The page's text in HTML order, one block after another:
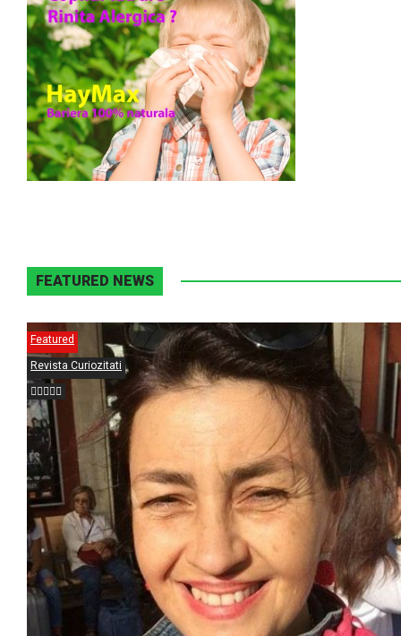
FEATURED NEWS
Featured
Revista Curiozitati